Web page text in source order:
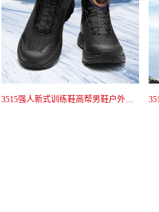
3515强人新式训练鞋高帮男鞋户外防刺穿战术鞋短靴黑色耐磨免系带 511-090GM